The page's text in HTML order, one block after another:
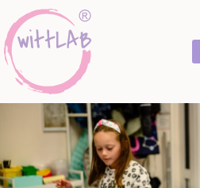
Przejdź
do
treści